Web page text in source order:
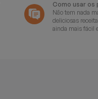
Como usar os
Não tem nada
deliciosas
ainda mais fácil